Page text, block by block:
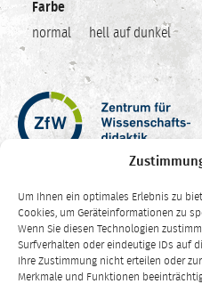
Um Ihnen ein optimales Erlebnis zu
Cookies, um Geräteinformationen zu
Wenn Sie diesen Technologien
Surfverhalten oder eindeutige IDs auf
Ihre Zustimmung nicht erteilen oder
Merkmale und Funktionen
Farbe
normal
hell auf dunkel
Zentrum
für
Wissenschaftsdidaktik
Ruhr-
Universität
Bochum
CC